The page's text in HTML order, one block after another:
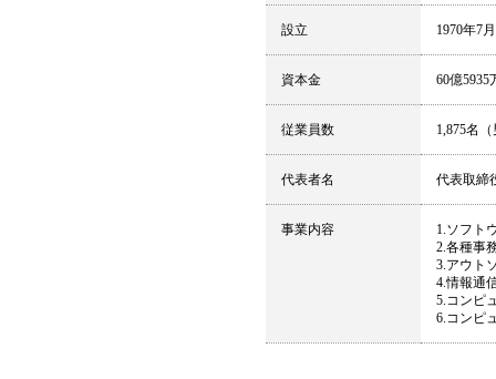
設立 1970年7月
資本金 60億5935
従業員数 1,875名
代表者名 代表取
事業内容
1.ソフト
2.各種事
3.アウト
4.情報通
5.コンピ
6.コンピ